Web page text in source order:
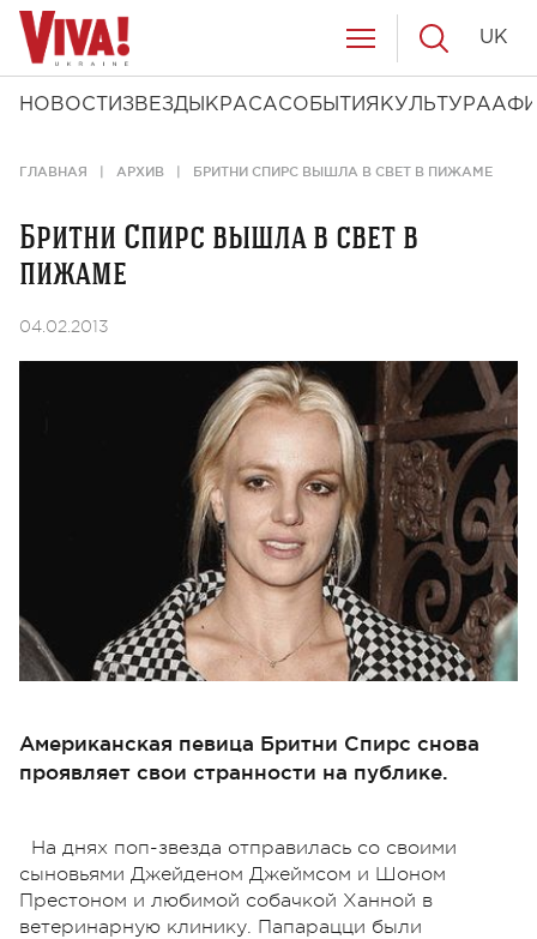
НОВОСТИ ЗВЕЗДЫ КРАСАСОБЫТИЯ КУЛЬТУРА
UK
ГЛАВНАЯ АРХИВ БРИТНИ СПИРС ВЫШЛА В СВЕТ В ПИЖАМЕ
Бритни Спирс вышла в свет в
пижаме
04.02.2013
Американская певица Бритни Спирс снова
проявляет свои странности на публике.
На днях поп-звезда отправилась со своими
сыновьями Джейденом Джеймсом и Шоном
Престоном и любимой собачкой Ханной в
ветеринарную клинику. Папарацци были